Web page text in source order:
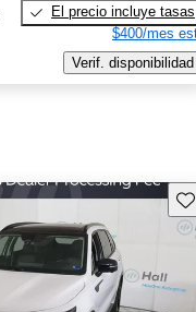
El precio incluye tasas
$400/mes
Verif. disponibilidad